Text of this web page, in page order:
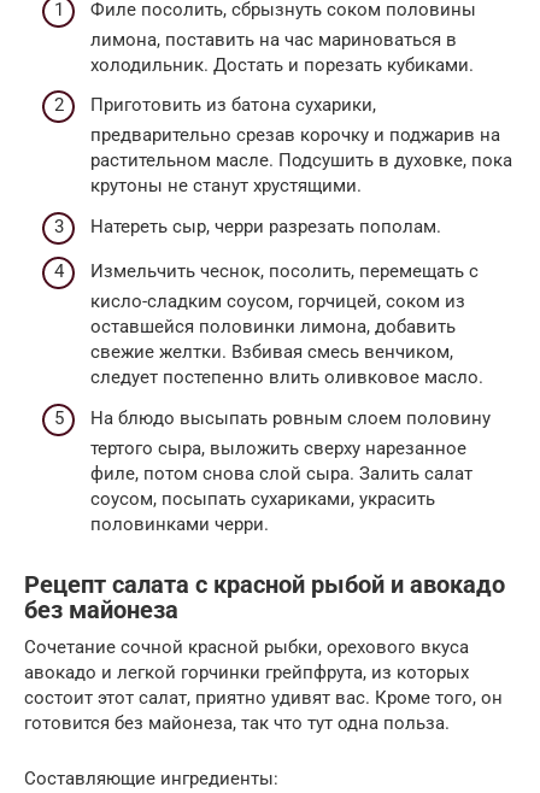
Филе посолить, сбрызнуть соком половины
лимона, поставить на час мариноваться в
холодильник. Достать и порезать кубиками.
Приготовить из батона сухарики,
предварительно срезав корочку и поджарив на
растительном масле. Подсушить в духовке, пока
крутоны не станут хрустящими.
Натереть сыр, черри разрезать пополам.
Измельчить чеснок, посолить, перемещать с
кисло-сладким соусом, горчицей, соком из
оставшейся половинки лимона, добавить
свежие желтки. Взбивая смесь венчиком,
следует постепенно влить оливковое масло.
На блюдо высыпать ровным слоем половину
тертого сыра, выложить сверху нарезанное
филе, потом снова слой сыра. Залить салат
соусом, посыпать сухариками, украсить
половинками черри.
Рецепт салата с красной рыбой и авокадо
без майонеза
Сочетание сочной красной рыбки, орехового вкуса
авокадо и легкой горчинки грейпфрута, из которых
состоит этот салат, приятно удивят вас. Кроме того, он
готовится без майонеза, так что тут одна польза.
Составляющие ингредиенты: